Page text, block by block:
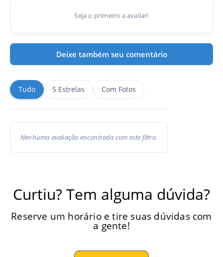
Seja o primeiro a avaliar!
Deixe também seu comentário
Tudo 5 Estrelas Com Fotos
Nenhuma avaliação encontrada com este filtro.
Curtiu? Tem alguma dúvida?
Reserve um horário e tire suas dúvidas com
a gente!